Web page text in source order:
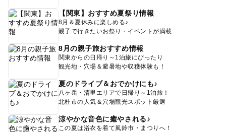
【関東】おすすめ夏祭り情報
8月＆夏休みに楽しめる♪
親子で行きたいお祭り・イベントが満載
8月の親子旅おすすめ情報
関東からの日帰り～1泊旅にぴったり
観光地・穴場＆避暑地や収穫体験も！
夏のドライブ＆おでかけにも♪
八ヶ岳・清里エリアで日帰り～1泊旅！
北杜市の人気＆穴場観光スポット厳選
涼やかな音色に癒やされる♪
この夏は浴衣を着て風鈴市・まつりへ！